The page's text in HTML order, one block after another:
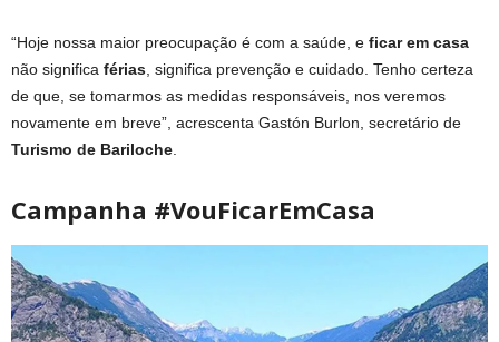
“Hoje nossa maior preocupação é com a saúde, e ficar em casa
não significa férias , significa prevenção e cuidado. Tenho certeza
de que, se tomarmos as medidas responsáveis, nos veremos
novamente em breve”, acrescenta Gastón Burlon, secretário de
Turismo de Bariloche
Campanha #VouFicarEmCasa